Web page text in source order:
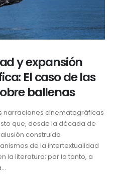
y expansión
El caso de las
ballenas
narraciones cinematográficas
que, desde la década de
construido
de la intertextualidad
la literatura; por lo tanto, a